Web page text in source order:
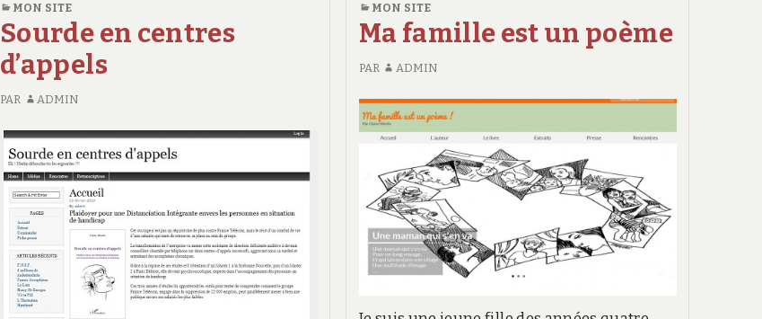
!
MON SITE
Sourde en centres
d’appels
PAR ADMIN
MON SITE
Ma famille est un poème
PAR ADMIN